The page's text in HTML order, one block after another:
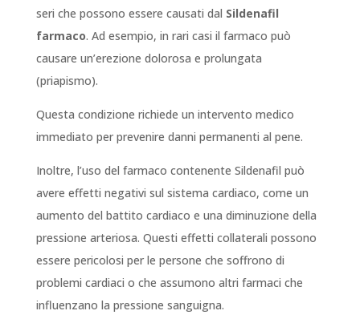
seri che possono essere causati dal Sildenafil
farmaco. Ad esempio, in rari casi il farmaco può
causare un’erezione dolorosa e prolungata
(priapismo).
Questa condizione richiede un intervento medico
immediato per prevenire danni permanenti al pene.
Inoltre, l’uso del farmaco contenente Sildenafil può
avere effetti negativi sul sistema cardiaco, come un
aumento del battito cardiaco e una diminuzione della
pressione arteriosa. Questi effetti collaterali possono
essere pericolosi per le persone che soffrono di
problemi cardiaci o che assumono altri farmaci che
influenzano la pressione sanguigna.